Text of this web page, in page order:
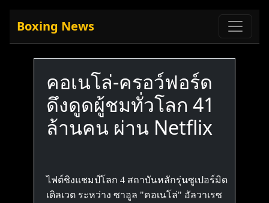
Boxing News
คอเนโล่-ครอว์ฟอร์ด
ดึงดูดผู้ชมทั่วโลก 41
ล้านคน ผ่าน Netflix
ไฟต์ชิงแชมป์โลก 4 สถาบันหลักรุ่นซูเปอร์มิด
เดิลเวต ระหว่าง ซาอูล "คอเนโล่" อัลวาเรซ